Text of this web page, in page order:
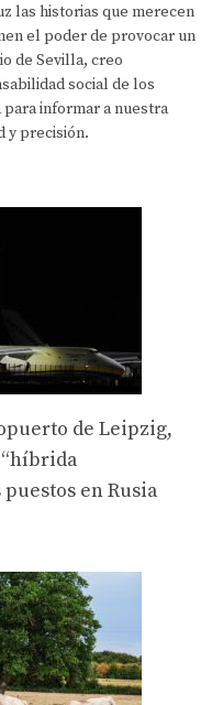
las historias que merecen
el poder de provocar un
de Sevilla, creo
social de los
para informar a nuestra
y precisión.
de Leipzig,
en Rusia